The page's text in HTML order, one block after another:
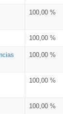
100,00 %
100,00 %
100,00 %
100,00 %
100,00 %